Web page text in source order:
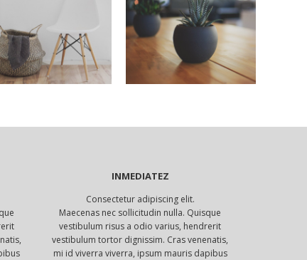
INMEDIATEZ
Consectetur adipiscing elit.
Maecenas nec sollicitudin nulla. Quisque
vestibulum risus a odio varius, hendrerit
vestibulum tortor dignissim. Cras venenatis,
mi id viverra viverra, ipsum mauris dapibus